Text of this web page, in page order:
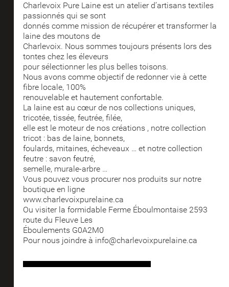
Charlevoix Pure Laine est un atelier d’artisans textiles
passionnés qui se sont
donnés comme mission de récupérer et transformer la
laine des moutons de
Charlevoix. Nous sommes toujours présents lors des
tontes chez les éleveurs
pour sélectionner les plus belles toisons.
Nous avons comme objectif de redonner vie à cette
fibre locale, 100%
renouvelable et hautement confortable.
La laine est au cœur de nos collections uniques,
tricotée, tissée, feutrée, filée,
elle est le moteur de nos créations , notre collection
tricot : bas de laine, bonnets,
foulards, mitaines, écheveaux … et notre collection
feutre : savon feutré,
semelle, murale-arbre …
Vous pouvez vous procurer nos produits sur notre
boutique en ligne
www.charlevoixpurelaine.ca
Ou visiter la formidable Ferme Éboulmontaise 2593
route du Fleuve Les
Éboulements G0A2M0
Pour nous joindre à info@charlevoixpurelaine.ca